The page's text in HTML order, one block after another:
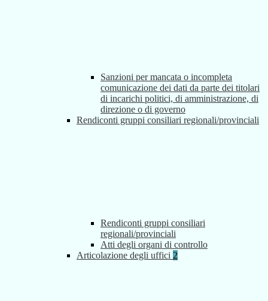
Sanzioni per mancata o incompleta
comunicazione dei dati da parte dei titolari
di incarichi politici, di amministrazione, di
direzione o di governo
Rendiconti gruppi consiliari regionali/provinciali
Rendiconti gruppi consiliari
regionali/provinciali
Atti degli organi di controllo
Articolazione degli uffici 2